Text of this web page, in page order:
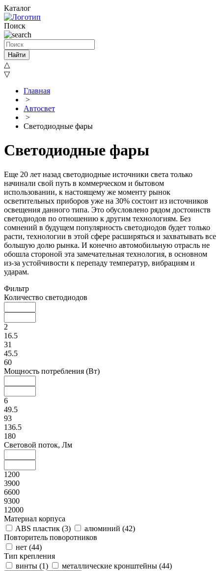
Каталог
Поиск
Найти
△
▽
Главная
>
Автосвет
>
Светодиодные фары
Светодиодные фары
Еще 20 лет назад светодиодные источники света только
начинали свой путь в коммерческом и бытовом
использовании, к настоящему же моменту рынок
осветительных приборов уже на 30% состоит из источников
освещения данного типа. Это обусловлено рядом достоинств
светодиодов по отношению к другим технологиям. Без
сомнений в будущем популярность светодиодов будет только
расти, технологии в этой сфере расширяться и захватывать все
большую долю рынка. И конечно автомобильную отрасль не
обошла стороной эта замечательная технология, в основном
из-за устойчивости к перепаду температур, вибрациям и
ударам.
Фильтр
Количество светодиодов
2
16.5
31
45.5
60
Мощность потребления (Вт)
6
49.5
93
136.5
180
Световой поток, Лм
1200
3900
6600
9300
12000
Материал корпуса
ABS пластик (3) алюминий (42)
Повторитель поворотников
нет (44)
Тип крепления
винты (1) металлические кронштейны (44)